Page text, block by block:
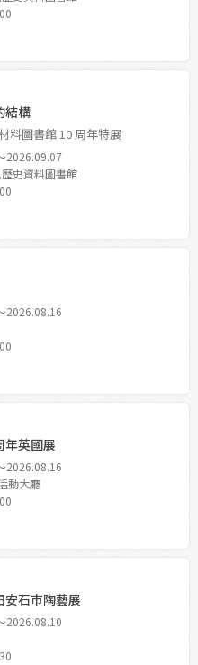
結構
料圖書館 10 周年特展
2026.09.07
史資料圖書館
2026.08.16
年英國展
2026.08.16
動大廳
安石市陶藝展
2026.08.10